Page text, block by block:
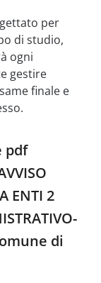
per
di studio,
ogni
gestire
finale e
pdf
ENTI 2
di